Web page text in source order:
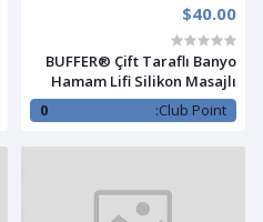
$40.00
BUFFER® Çift Taraflı Banyo
Hamam Lifi Silikon Masajlı
Yumuşak Duş Lifi Uzun
Ömürlü Hazır Banyo Keses
Club Point:
0